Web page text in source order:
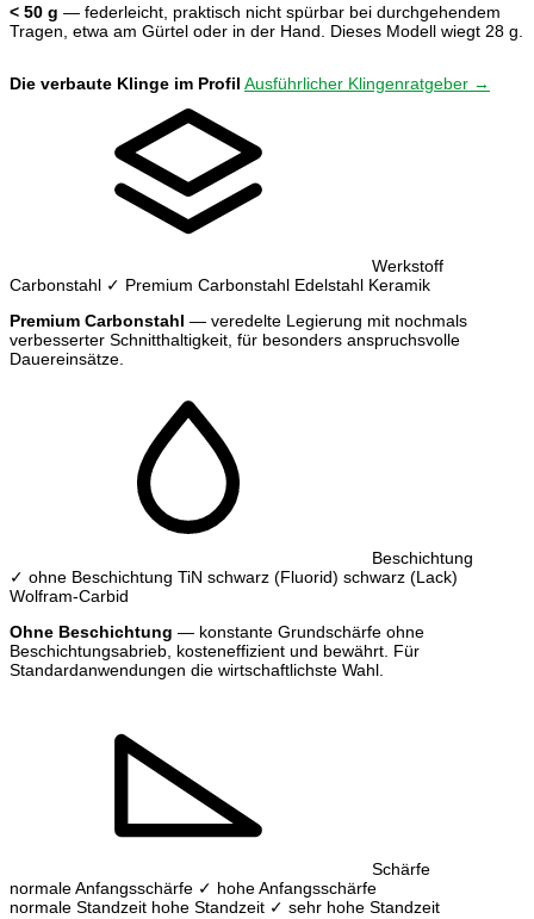
< 50 g — federleicht, praktisch nicht spürbar bei durchgehendem
Tragen, etwa am Gürtel oder in der Hand. Dieses Modell wiegt 28 g.
Die verbaute Klinge im Profil Ausführlicher Klingenratgeber →
Werkstoff
Carbonstahl ✓ Premium Carbonstahl Edelstahl Keramik
Premium Carbonstahl — veredelte Legierung mit nochmals
verbesserter Schnitthaltigkeit, für besonders anspruchsvolle
Dauereinsätze.
Beschichtung
✓ ohne Beschichtung TiN schwarz (Fluorid) schwarz (Lack)
Wolfram-Carbid
Ohne Beschichtung — konstante Grundschärfe ohne
Beschichtungsabrieb, kosteneffizient und bewährt. Für
Standardanwendungen die wirtschaftlichste Wahl.
Schärfe
normale Anfangsschärfe ✓ hohe Anfangsschärfe
normale Standzeit hohe Standzeit ✓ sehr hohe Standzeit